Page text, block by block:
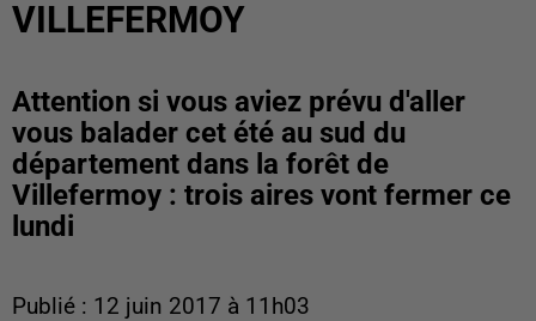
VILLEFERMOY
Attention si vous aviez prévu d'aller
vous balader cet été au sud du
département dans la forêt de
Villefermoy : trois aires vont fermer ce
lundi
Publié : 12 juin 2017 à 11h03